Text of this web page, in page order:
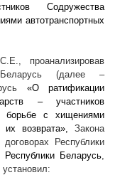
Содружества
автотранспортных
проанализировав
Беларусь (далее –
«О ратификации
– участников
борьбе с хищениями
их возврата», Закона
Республики
Республики Беларусь,